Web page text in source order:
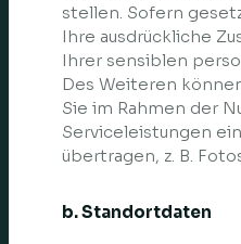
stellen. Sofern
Ihre ausdrückliche
Ihrer sensiblen
Des Weiteren
Sie im Rahmen der
Serviceleistungen
übertragen, z. B.
b. Standortdaten